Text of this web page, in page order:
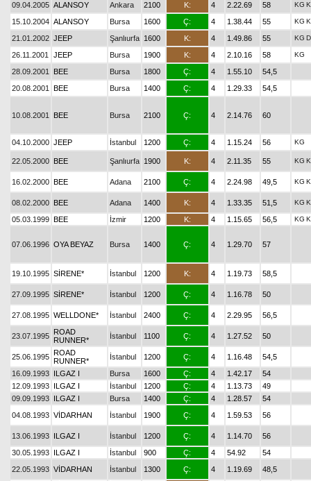
09.04.2005 ALANSOY Ankara 2100 K: 4 2.22.69 58 KG K
15.10.2004 ALANSOY Bursa 1600 Ç: 4 1.38.44 55 KG K
21.01.2002 JEEP Şanlıurfa 1600 K: 4 1.49.86 55 KG
26.11.2001 JEEP Bursa 1900 K: 4 2.10.16 58 KG
28.09.2001 BEE Bursa 1800 Ç: 4 1.55.10
54,5
20.08.2001
BEE Bursa 1400 Ç: 4 1.29.33 54,5
10.08.2001 BEE Bursa 2100 Ç: 4 2.14.76 60
04.10.2000 JEEP İstanbul 1200 Ç: 4 1.15.24 56 KG
22.05.2000 BEE Şanlıurfa 1900 K: 4 2.11.35 55 KG K
16.02.2000 BEE Adana 2100 Ç: 4 2.24.98 49,5 KG K
08.02.2000 BEE Adana 1400 K: 4 1.33.35 51,5 KG K
05.03.1999 BEE İzmir 1200 K: 4 1.15.65 56,5 KG K
07.06.1996 OYA BEYAZ Bursa 1400 Ç: 4 1.29.70 57
19.10.1995 SİRENE* İstanbul 1200 K: 4 1.19.73 58,5
27.09.1995 SİRENE* İstanbul 1200 Ç: 4 1.16.78 50
27.08.1995 WELLDONE* İstanbul 2400 Ç: 4 2.29.95 56,5
23.07.1995 ROAD
RUNNER*
İstanbul 1100 Ç: 4 1.27.52 50
25.06.1995 ROAD
RUNNER*
İstanbul 1200 Ç: 4 1.16.48
54,5
16.09.1993 ILGAZ I Bursa 1600 Ç: 4 1.42.17
54
12.09.1993 ILGAZ I İstanbul 1200 Ç: 4 1.13.73
49
09.09.1993 ILGAZ I Bursa 1400 Ç: 4 1.28.57
54
04.08.1993 VİDARHAN İstanbul 1900 Ç: 4 1.59.53 56
13.06.1993 ILGAZ I İstanbul 1200 Ç: 4 1.14.70
56
30.05.1993 ILGAZ I İstanbul 900 Ç: 4 54.92
54
22.05.1993 VİDARHAN İstanbul 1300 Ç: 4 1.19.69
48,5